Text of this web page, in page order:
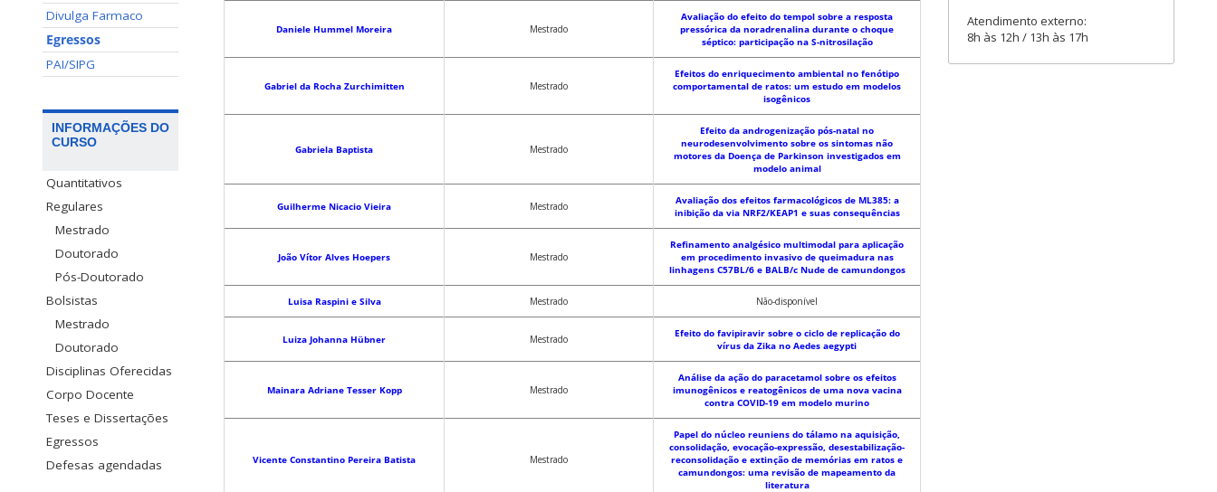
Divulga Farmaco
Egressos
PAI/SIPG
INFORMAÇÕES DO
CURSO
Quantitativos
Regulares
Mestrado
Doutorado
Pós-Doutorado
Bolsistas
Mestrado
Doutorado
Disciplinas Oferecidas
Corpo Docente
Teses e Dissertações
Egressos
Defesas agendadas
Daniele Hummel Moreira Mestrado
Avaliação do efeito do tempol sobre a resposta
pressórica da noradrenalina durante o choque
séptico: participação na S-nitrosilação
Gabriel da Rocha Zurchimitten Mestrado
Efeitos do enriquecimento ambiental no fenótipo
comportamental de ratos: um estudo em modelos
isogênicos
Gabriela Baptista Mestrado
Efeito da androgenização pós-natal no
neurodesenvolvimento sobre os sintomas não
motores da Doença de Parkinson investigados em
modelo animal
Guilherme Nicacio Vieira Mestrado
Avaliação dos efeitos farmacológicos de ML385: a
inibição da via NRF2/KEAP1 e suas consequências
João Vítor Alves Hoepers Mestrado
Refinamento analgésico multimodal para aplicação
em procedimento invasivo de queimadura nas
linhagens C57BL/6 e BALB/c Nude de camundongos
Luisa Raspini e Silva Mestrado Não-disponível
Luiza Johanna Hübner Mestrado
Efeito do favipiravir sobre o ciclo de replicação do
vírus da Zika no Aedes aegypti
Mainara Adriane Tesser Kopp Mestrado
Análise da ação do paracetamol sobre os efeitos
imunogênicos e reatogênicos de uma nova vacina
contra COVID-19 em modelo murino
Vicente Constantino Pereira Batista Mestrado
Papel do núcleo reuniens do tálamo na aquisição,
consolidação, evocação-expressão, desestabilização-
reconsolidação e extinção de memórias em ratos e
camundongos: uma revisão de mapeamento da
literatura
Atendimento externo:
8h às 12h / 13h às 17h